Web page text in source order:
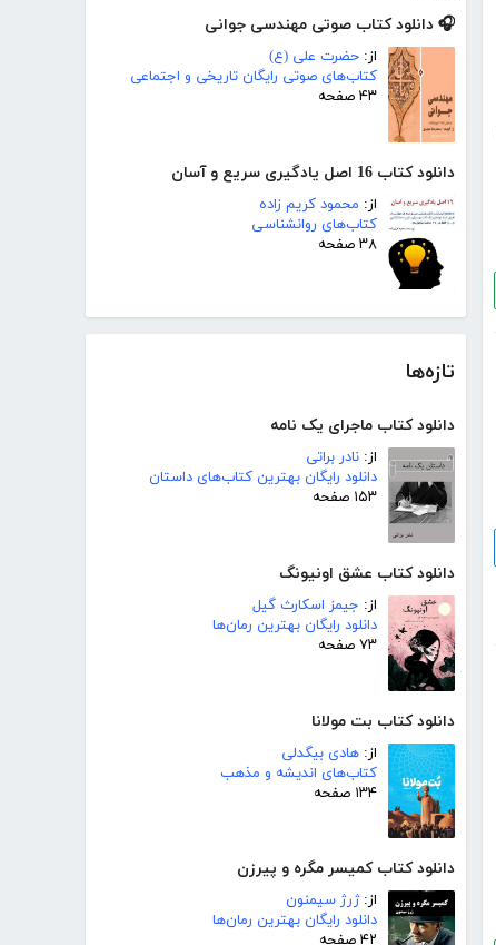
🎧 دانلود کتاب صوتی مهندسی جوانی
از: حضرت علی (ع)
کتاب‌های صوتی رایگان تاریخی و اجتماعی
۴۳ صفحه
دانلود کتاب 16 اصل یادگیری سریع و آسان
از: محمود کریم زاده
کتاب‌های روانشناسی
۳۸ صفحه
تازه‌ها
دانلود کتاب ماجرای یک نامه
از: نادر براتی
دانلود رایگان بهترین کتاب‌های داستان
۱۵۳ صفحه
دانلود کتاب عشق اونیونگ
از: جیمز اسکارث گیل
دانلود رایگان بهترین رمان‌ها
۷۳ صفحه
دانلود کتاب بت مولانا
از: هادی بیگدلی
کتاب‌های اندیشه و مذهب
۱۳۴ صفحه
دانلود کتاب کمیسر مگره و پیرزن
از:ژرژ سیمنون
دانلود رایگان بهترین رمان‌ها
۴۲ صفحه